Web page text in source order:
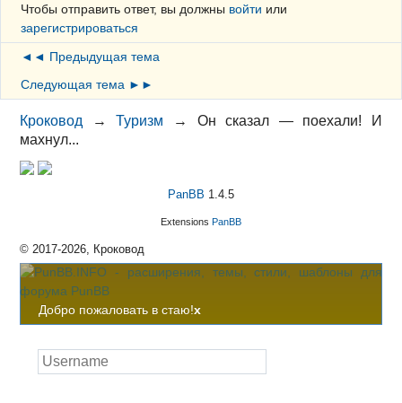
Чтобы отправить ответ, вы должны войти или
зарегистрироваться
◄◄ Предыдущая тема
Следующая тема ►►
Кроковод →Туризм → Он сказал — поехали! И
махнул...
PanBB 1.4.5
Extensions PanBB
© 2017-2026, Кроковод
Добро пожаловать в стаю!x